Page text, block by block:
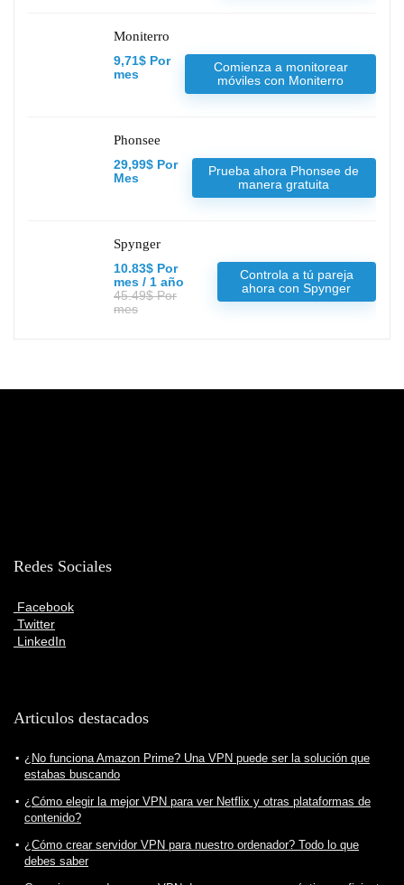
Moniterro
9,71$ Por
mes
Comienza a monitorear
móviles con Moniterro
Phonsee
29,99$ Por
Mes
Prueba ahora Phonsee de
manera gratuita
Spynger
10.83$ Por
mes / 1 año
45.49$ Por
mes
Controla a tú pareja
ahora con Spynger
Redes Sociales
Facebook
Twitter
LinkedIn
Articulos destacados
¿No funciona Amazon Prime? Una VPN puede ser la solución que
estabas buscando
¿Cómo elegir la mejor VPN para ver Netflix y otras plataformas de
contenido?
¿Cómo crear servidor VPN para nuestro ordenador? Todo lo que
debes saber